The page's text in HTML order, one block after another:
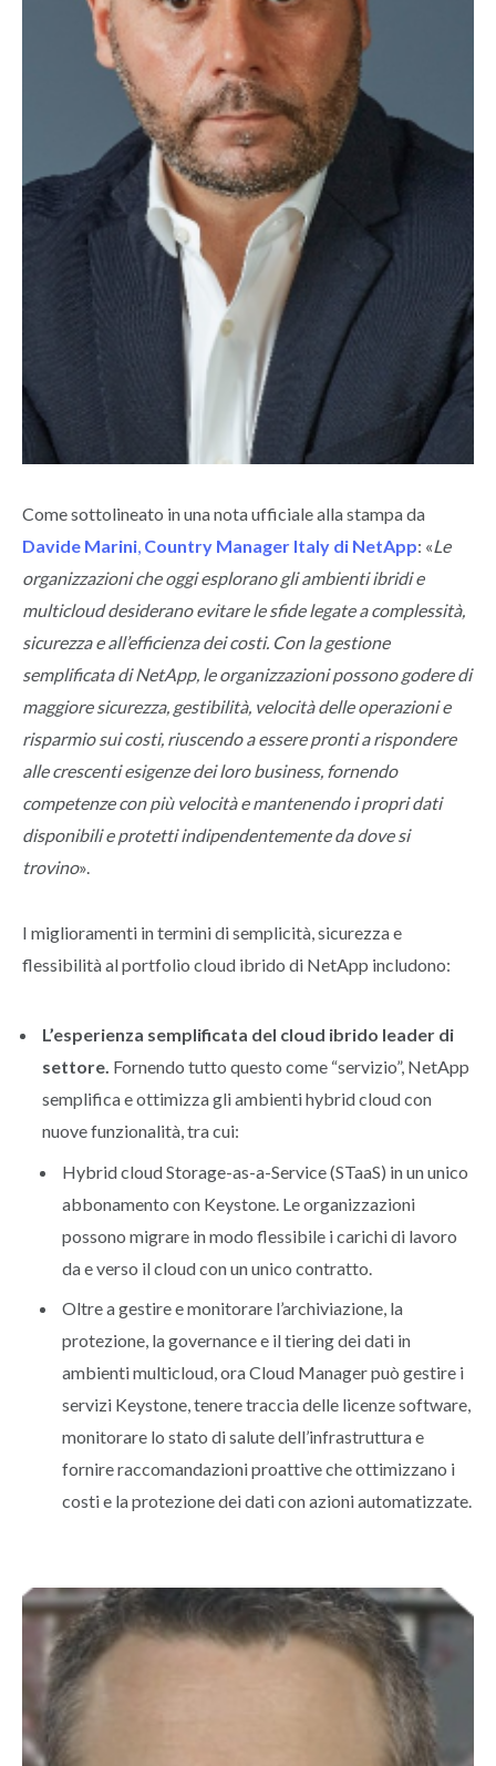
Come sottolineato in una nota ufficiale alla stampa da
Davide Marini, Country Manager Italy di NetApp: «Le
organizzazioni che oggi esplorano gli ambienti ibridi e
multicloud desiderano evitare le sfide legate a complessità,
sicurezza e all’efficienza dei costi. Con la gestione
semplificata di NetApp, le organizzazioni possono godere di
maggiore sicurezza, gestibilità, velocità delle operazioni e
risparmio sui costi, riuscendo a essere pronti a rispondere
alle crescenti esigenze dei loro business, fornendo
competenze con più velocità e mantenendo i propri dati
disponibili e protetti indipendentemente da dove si
trovino».
I miglioramenti in termini di semplicità, sicurezza e
flessibilità al portfolio cloud ibrido di NetApp includono:
L’esperienza semplificata del cloud ibrido leader di
settore. Fornendo tutto questo come “servizio”, NetApp
semplifica e ottimizza gli ambienti hybrid cloud con
nuove funzionalità, tra cui:
Hybrid cloud Storage-as-a-Service (STaaS) in un unico
abbonamento con Keystone. Le organizzazioni
possono migrare in modo flessibile i carichi di lavoro
da e verso il cloud con un unico contratto.
Oltre a gestire e monitorare l’archiviazione, la
protezione, la governance e il tiering dei dati in
ambienti multicloud, ora Cloud Manager può gestire i
servizi Keystone, tenere traccia delle licenze software,
monitorare lo stato di salute dell’infrastruttura e
fornire raccomandazioni proattive che ottimizzano i
costi e la protezione dei dati con azioni automatizzate.